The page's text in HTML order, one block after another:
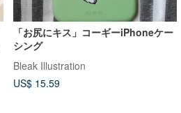
「お尻にキス」コーギーiPhoneケー
シング
Bleak Illustration
US$ 15.59